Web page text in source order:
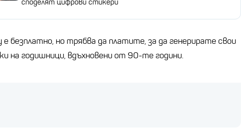
споделят цифрови стикери
безплатно, но трябва да платите, за да генерирате свои
на годишници, вдъхновени от 90-те години.